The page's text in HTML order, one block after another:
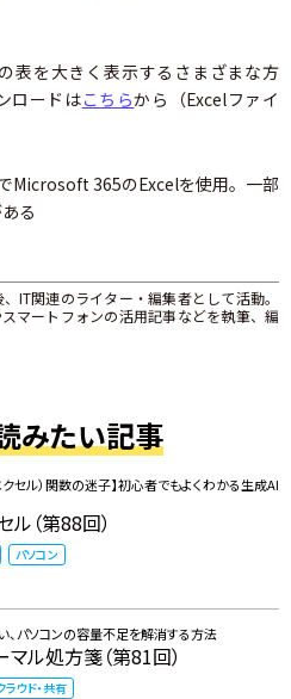
表を大きく表示するさまざまな方
ロードはこちらから（Excelファイ
Microsoft 365のExcelを使用。一部
る
IT関連のライター・編集者として活動。
マートフォンの活用記事などを執筆、編
みたい記事
クセル）関数の迷子】初心者でもよくわかる生成AI
（第88回）
パソコン
、パソコンの容量不足を解消する方法
マル処方箋（第81回）
ラウド・共有